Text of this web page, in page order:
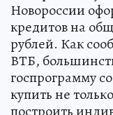
Новороссии
кредитов на
рублей. Как
ВТБ,
госпрограмму
купить не